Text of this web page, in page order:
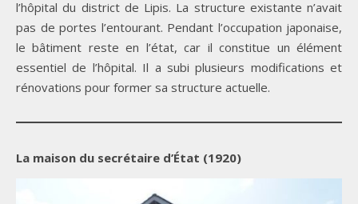
l’hôpital du district de Lipis. La structure existante n’avait
pas de portes l’entourant. Pendant l’occupation japonaise,
le bâtiment reste en l’état, car il constitue un élément
essentiel de l’hôpital. Il a subi plusieurs modifications et
rénovations pour former sa structure actuelle.
La maison du secrétaire d’État (1920)